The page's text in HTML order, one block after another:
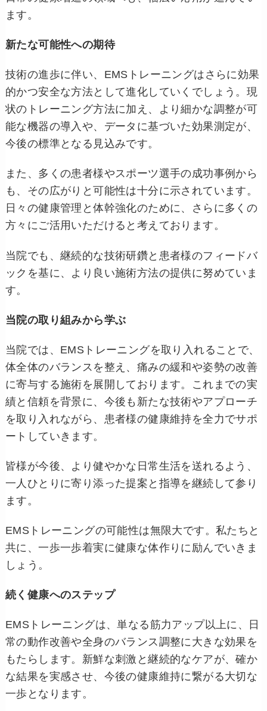
ます。
新たな可能性への期待
技術の進歩に伴い、EMSトレーニングはさらに効果
的かつ安全な方法として進化していくでしょう。現
状のトレーニング方法に加え、より細かな調整が可
能な機器の導入や、データに基づいた効果測定が、
今後の標準となる見込みです。
また、多くの患者様やスポーツ選手の成功事例から
も、その広がりと可能性は十分に示されています。
日々の健康管理と体幹強化のために、さらに多くの
方々にご活用いただけると考えております。
当院でも、継続的な技術研鑽と患者様のフィードバ
ックを基に、より良い施術方法の提供に努めていま
す。
当院の取り組みから学ぶ
当院では、EMSトレーニングを取り入れることで、
体全体のバランスを整え、痛みの緩和や姿勢の改善
に寄与する施術を展開しております。これまでの実
績と信頼を背景に、今後も新たな技術やアプローチ
を取り入れながら、患者様の健康維持を全力でサポ
ートしていきます。
皆様が今後、より健やかな日常生活を送れるよう、
一人ひとりに寄り添った提案と指導を継続して参り
ます。
EMSトレーニングの可能性は無限大です。私たちと
共に、一歩一歩着実に健康な体作りに励んでいきま
しょう。
続く健康へのステップ
EMSトレーニングは、単なる筋力アップ以上に、日
常の動作改善や全身のバランス調整に大きな効果を
もたらします。新鮮な刺激と継続的なケアが、確か
な結果を実感させ、今後の健康維持に繋がる大切な
一歩となります。